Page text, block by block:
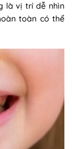
là vị trí dễ nhìn
toàn có thể